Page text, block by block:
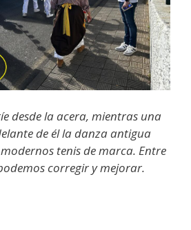
desde la acera, mientras una
de él la danza antigua
tenis de marca. Entre
corregir y mejorar.